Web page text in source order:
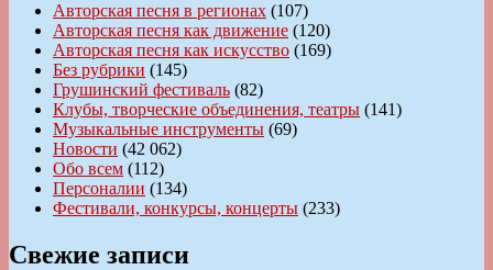
Авторская песня в регионах (107)
Авторская песня как движение (120)
Авторская песня как искусство (169)
Без рубрики (145)
Грушинский фестиваль (82)
Клубы, творческие объединения, театры (141)
Музыкальные инструменты (69)
Новости (42 062)
Обо всем (112)
Персоналии (134)
Фестивали, конкурсы, концерты (233)
Свежие записи